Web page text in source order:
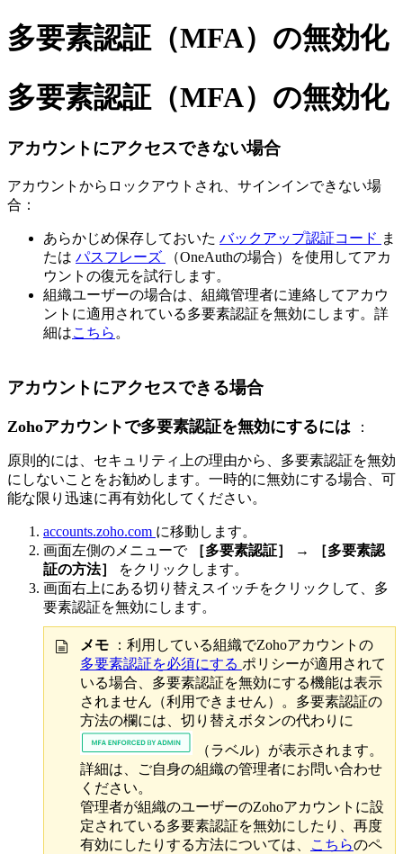
多要素認証（MFA）の無効化
多要素認証（MFA）の無効化
アカウントにアクセスできない場合
アカウントからロックアウトされ、サインインできない場
合：
あらかじめ保存しておいた バックアップ認証コード ま
たは パスフレーズ
（OneAuthの場合）を使用してアカ
ウントの復元を試行します。
組織ユーザーの場合は、組織管理者に連絡してアカウ
ントに適用されている多要素認証を無効にします。詳
細はこちら 。
アカウントにアクセスできる場合
Zohoアカウントで多要素認証を無効にするには ：
原則的には、セキュリティ上の理由から、多要素認証を無効
にしないことをお勧めします。一時的に無効にする場合、可
能な限り迅速に再有効化してください。
accounts.zoho.com に移動します。
画面左側のメニューで
［多要素認証］ →
［多要素認
証の方法］
をクリックします。
画面右上にある切り替えスイッチをクリックして、多
要素認証を無効にします。
メモ
：利用している組織でZohoアカウントの
多要素認証を必須にする ポリシーが適用されて
いる場合、多要素認証を無効にする機能は表示
されません（利用できません）。多要素認証の
方法の欄には、切り替えボタンの代わりに
（ラベル）が表示されます。
詳細は、ご自身の組織の管理者にお問い合わせ
ください。
管理者が組織のユーザーのZohoアカウントに設
定されている多要素認証を無効にしたり、再度
有効にしたりする方法については、
こちらのペ